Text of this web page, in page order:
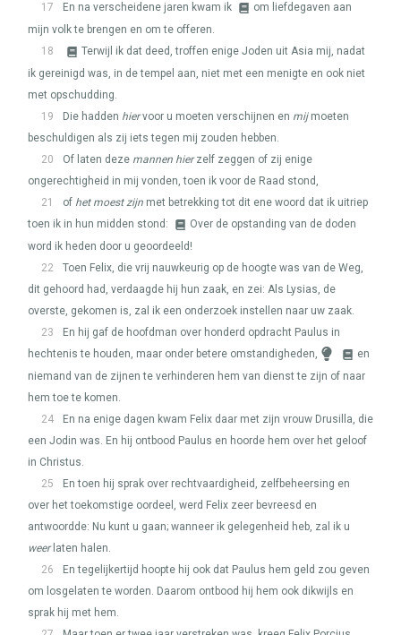
17
En na verscheidene jaren kwam ik
om liefdegaven aan
mijn volk te brengen en om te offeren.
18
Terwijl ik dat deed, troffen enige Joden uit Asia mij, nadat
ik gereinigd was, in de tempel aan, niet met een menigte en ook niet
met opschudding.
19
Die hadden hiervoor u moeten verschijnen en mijmoeten
beschuldigen als zij iets tegen mij zouden hebben.
20
Of laten deze mannen hierzelf zeggen of zij enige
ongerechtigheid in mij vonden, toen ik voor de Raad stond,
21
of het moest zijn met betrekking tot dit ene woord dat ik uitriep
toen ik in hun midden stond:
Over de opstanding van de doden
word ik heden door u geoordeeld!
22
Toen Felix, die vrij nauwkeurig op de hoogte was van de Weg,
dit gehoord had, verdaagde hij hun zaak, en zei: Als Lysias, de
overste, gekomen is, zal ik een onderzoek instellen naar uw zaak.
23
En hij gaf de hoofdman over honderd opdracht Paulus in
hechtenis te houden, maar onder betere omstandigheden,
en
niemand van de zijnen te verhinderen hem van dienst te zijn of naar
hem toe te komen.
24
En na enige dagen kwam Felix daar met zijn vrouw Drusilla, die
een Jodin was. En hij ontbood Paulus en hoorde hem over het geloof
in Christus.
25
En toen hij sprak over rechtvaardigheid, zelfbeheersing en
over het toekomstige oordeel, werd Felix zeer bevreesd en
antwoordde: Nu kunt u gaan; wanneer ik gelegenheid heb, zal ik u
weerlaten halen.
26
En tegelijkertijd hoopte hij ook dat Paulus hem geld zou geven
om losgelaten te worden. Daarom ontbood hij hem ook dikwijls en
sprak hij met hem.